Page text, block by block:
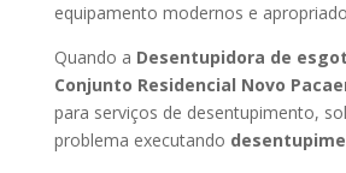
equipamento modernos e
Quando a Desentupidora de
Conjunto Residencial Novo
para serviços de desentupimento,
problema executando